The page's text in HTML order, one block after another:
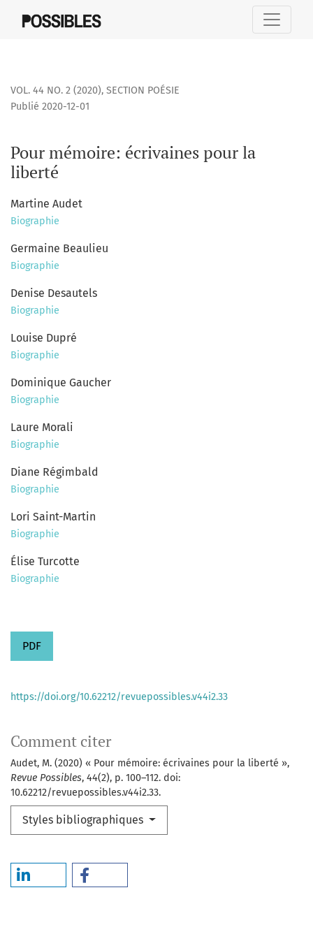
VOL. 44 NO. 2 (2020), SECTION POÉSIE
Pour mémoire: écrivaines pour la
liberté
Publié 2020-12-01
Martine Audet
Biographie
Germaine Beaulieu
Biographie
Denise Desautels
Biographie
Louise Dupré
Biographie
Dominique Gaucher
Biographie
Laure Morali
Biographie
Diane Régimbald
Biographie
Lori Saint-Martin
Biographie
Élise Turcotte
Biographie
PDF
Comment citer
Audet, M. (2020) « Pour mémoire: écrivaines pour la liberté »,
Revue Possibles, 44(2), p. 100–112. doi:
10.62212/revuepossibles.v44i2.33.
Styles bibliographiques
https://doi.org/10.62212/revuepossibles.v44i2.33